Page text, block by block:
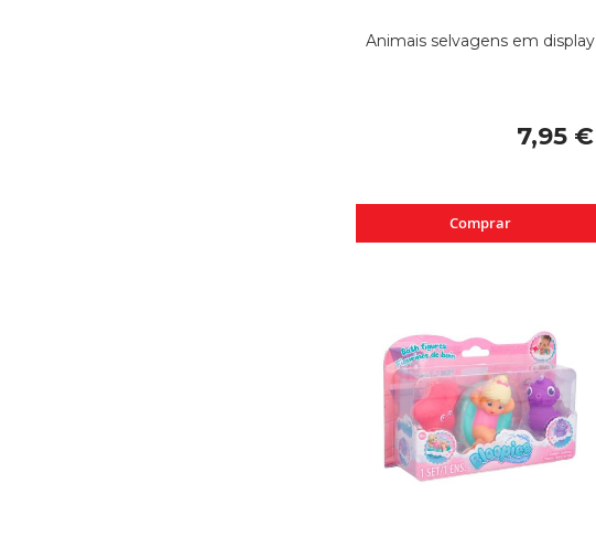
Animais selvagens em display
7,95 €
Comprar